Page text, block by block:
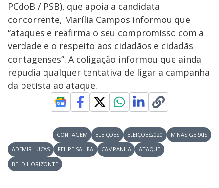
PCdoB / PSB), que apoia a candidata
concorrente, Marília Campos informou que
“ataques e reafirma o seu compromisso com a
verdade e o respeito aos cidadãos e cidadãs
contagenses”. A coligação informou que ainda
repudia qualquer tentativa de ligar a campanha
da petista ao ataque.
CONTAGEM ELEIÇÕES ELEIÇÕES2020
MINAS GERAIS
ADEMIR LUCAS
FELIPE SALIBA CAMPANHA
ATAQUE
BELO HORIZONTE